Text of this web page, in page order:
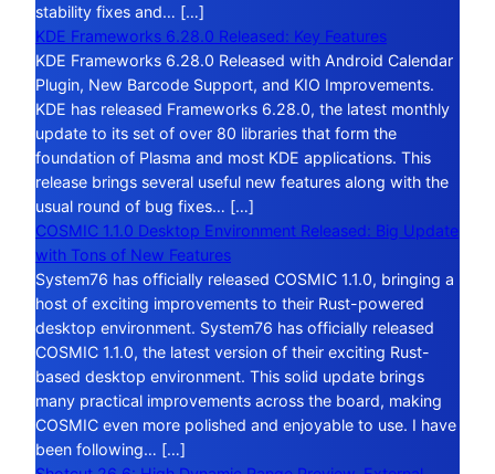
stability fixes and… […]
KDE Frameworks 6.28.0 Released: Key Features
KDE Frameworks 6.28.0 Released with Android Calendar
Plugin, New Barcode Support, and KIO Improvements.
KDE has released Frameworks 6.28.0, the latest monthly
update to its set of over 80 libraries that form the
foundation of Plasma and most KDE applications. This
release brings several useful new features along with the
usual round of bug fixes… […]
COSMIC 1.1.0 Desktop Environment Released: Big Update
with Tons of New Features
System76 has officially released COSMIC 1.1.0, bringing a
host of exciting improvements to their Rust-powered
desktop environment. System76 has officially released
COSMIC 1.1.0, the latest version of their exciting Rust-
based desktop environment. This solid update brings
many practical improvements across the board, making
COSMIC even more polished and enjoyable to use. I have
been following… […]